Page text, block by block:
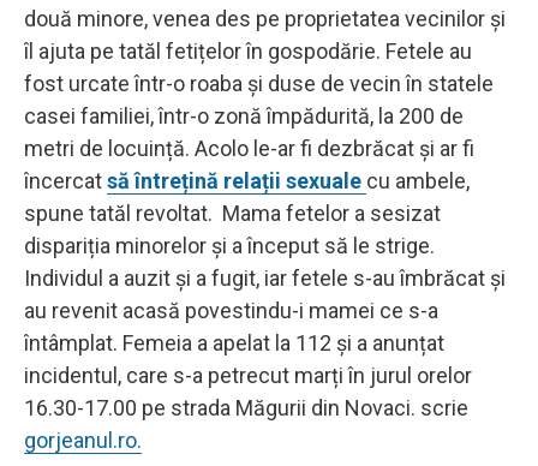
două minore, venea des pe proprietatea vecinilor și
îl ajuta pe tatăl fetițelor în gospodărie. Fetele au
fost urcate într-o roaba și duse de vecin în statele
casei familiei, într-o zonă împădurită, la 200 de
metri de locuință. Acolo le-ar fi dezbrăcat și ar fi
încercatsă întrețină relații sexuale cu ambele,
spune tatăl revoltat. Mama fetelor a sesizat
dispariția minorelor și a început să le strige.
Individul a auzit și a fugit, iar fetele s-au îmbrăcat și
au revenit acasă povestindu-i mamei ce s-a
întâmplat. Femeia a apelat la 112 și a anunțat
incidentul, care s-a petrecut marți în jurul orelor
16.30-17.00 pe strada Măgurii din Novaci. scrie
gorjeanul.ro.